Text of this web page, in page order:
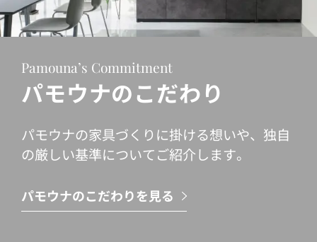
Pamouna’s Commitment
パモウナのこだわり
パモウナの家具づくりに掛ける想いや、独自
の厳しい基準についてご紹介します。
パモウナのこだわりを見る